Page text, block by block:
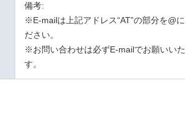
備考:
※E-mailは上記アドレス“AT”の部分を@に
ださい。
※お問い合わせは必ずE-mailでお願いいた
す。